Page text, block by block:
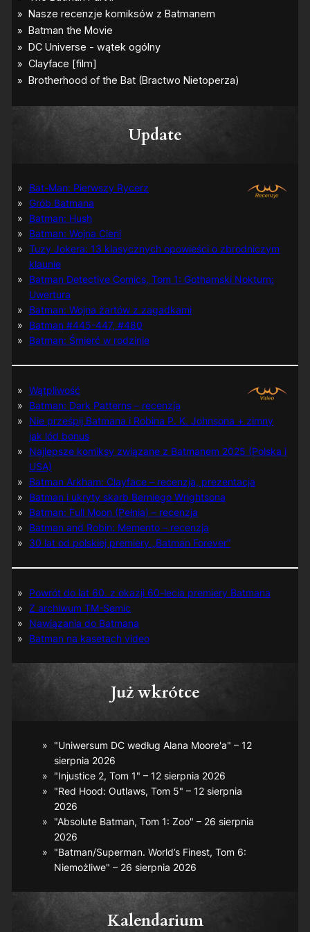
Update
Bat-Man: Pierwszy Rycerz
Grób Batmana
Batman: Hush
Batman: Wojna Cieni
Tuzy Jokera: 13 klasycznych opowieści o zbrodniczym
klaunie
Batman Detective Comics, Tom 1: Gothamski Nokturn:
Uwertura
Batman: Wojna żartów z zagadkami
Batman #445-447, #480
Batman: Śmierć w rodzinie
Wątpliwość
Batman: Dark Patterns – recenzja
Nie prześpij Batmana i Robina P. K. Johnsona + zimny
jak lód bonus
Najlepsze komiksy związane z Batmanem 2025 (Polska i
USA)
Batman Arkham: Clayface – recenzja, prezentacja
Batman i ukryty skarb Berniego Wrightsona
Batman: Full Moon (Pełnia) – recenzja
Batman and Robin: Memento – recenzja
30 lat od polskiej premiery „Batman Forever”
Powrót do lat 60. z okazji 60-lecia premiery Batmana
Z archiwum TM-Semic
Nawiązania do Batmana
Batman na kasetach video
Już wkrótce
"Uniwersum DC według Alana Moore'a" – 12
sierpnia 2026
"Injustice 2, Tom 1" – 12 sierpnia 2026
"Red Hood: Outlaws, Tom 5" – 12 sierpnia
2026
"Absolute Batman, Tom 1: Zoo" – 26 sierpnia
2026
"Batman/Superman. World’s Finest, Tom 6:
Niemożliwe" – 26 sierpnia 2026
Kalendarium